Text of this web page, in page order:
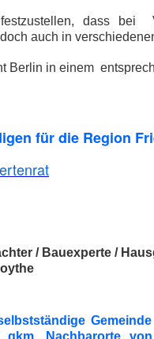
dass bei
auch in
Berlin in einem
/ Bauexperte /
Nachbarorte
für die Region